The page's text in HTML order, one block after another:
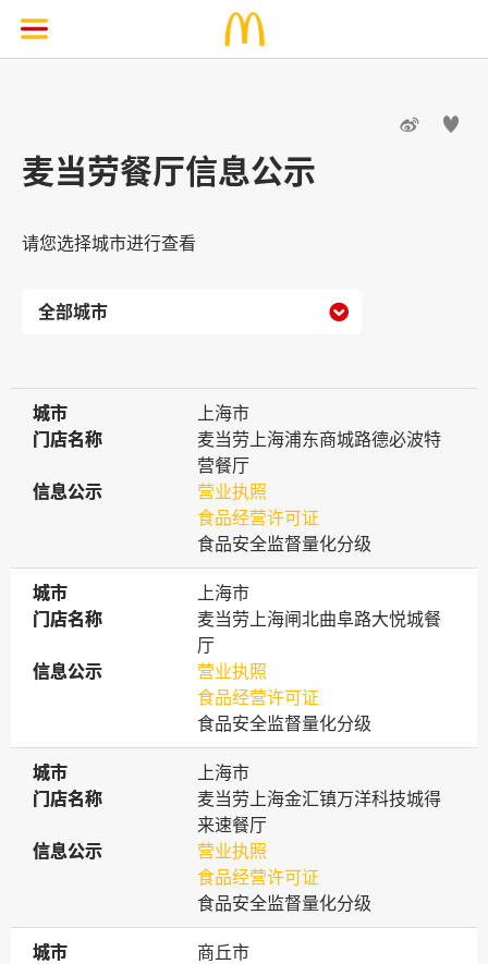
 
麦当劳餐厅信息公示
请您选择城市进行查看

城市
城市
上海市
门店名称
门店名称
麦当劳上海浦东商城路德必波特
营餐厅
信息公示
信息公示
营业执照
食品经营许可证
食品安全监督量化分级
城市
城市
上海市
门店名称
门店名称
麦当劳上海闸北曲阜路大悦城餐
厅
信息公示
信息公示
营业执照
食品经营许可证
食品安全监督量化分级
城市
城市
上海市
门店名称
门店名称
麦当劳上海金汇镇万洋科技城得
来速餐厅
信息公示
信息公示
营业执照
食品经营许可证
食品安全监督量化分级
城市
城市
商丘市